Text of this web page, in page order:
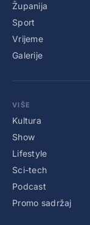
Županija
Sport
Vrijeme
Galerije
VIŠE
Kultura
Show
Lifestyle
Sci-tech
Podcast
Promo sadržaj